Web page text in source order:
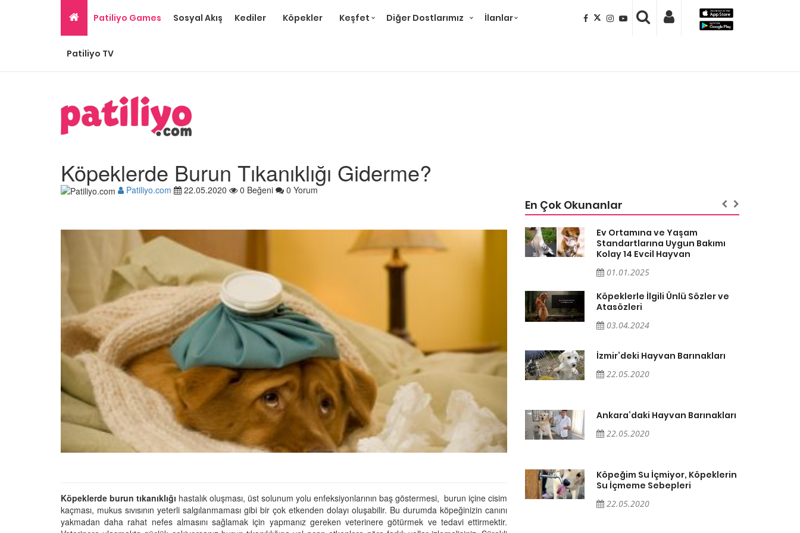
Patiliyo Games Sosyal Akış Kediler Köpekler Keşfet Diğer Dostlarımız İlanlar
Patiliyo TV
Köpeklerde Burun Tıkanıklığı Giderme?
Patiliyo.com 22.05.2020 0 Beğeni 0 Yorum
Köpeklerde burun tıkanıklığı hastalık oluşması, üst solunum yolu enfeksiyonlarının baş göstermesi, burun içine cisim
kaçması, mukus sıvısının yeterli salgılanmaması gibi bir çok etkenden dolayı oluşabilir. Bu durumda köpeğinizin canını
yakmadan daha rahat nefes almasını sağlamak için yapmanız gereken veterinere götürmek ve tedavi ettirmektir.
En Çok Okunanlar
Ev Ortamına ve Yaşam
Standartlarına Uygun Bakımı
Kolay 14 Evcil Hayvan
01.01.2025
Köpeklerle İlgili Ünlü Sözler ve
Atasözleri
03.04.2024
İzmir’deki Hayvan Barınakları
22.05.2020
Ankara’daki Hayvan Barınakları
22.05.2020
22.05.2020
Ev Ortamına ve Yaşam
Standartlarına Uygun Bakımı
Kolay 14 Evcil Hayvan
01.01.2025
03.04.2024
İzmir’deki Hayvan Barınakları
22.05.2020
Ankara’daki Hayvan Barınakları
22.05.2020
22.05.2020
Ev Ortamına ve Yaşam
Standartlarına Uygun Bakımı
Kolay 14 Evcil Hayvan
01.01.2025
Köpeklerle İlgili Ünlü Sözler ve
Atasözleri
03.04.2024
İzmir’deki Hayvan Barınakları
22.05.2020
Ankara’daki Hayvan Barınakları
22.05.2020
Köpeğim Su İçmiyor, Köpeklerin
Su İçmeme Sebepleri
22.05.2020